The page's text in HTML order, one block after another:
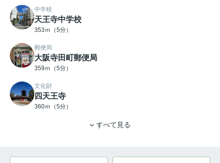
中学校
天王寺中学校
353ｍ（5分）
郵便局
大阪寺田町郵便局
359ｍ（5分）
文化財
四天王寺
360ｍ（5分）
すべて見る